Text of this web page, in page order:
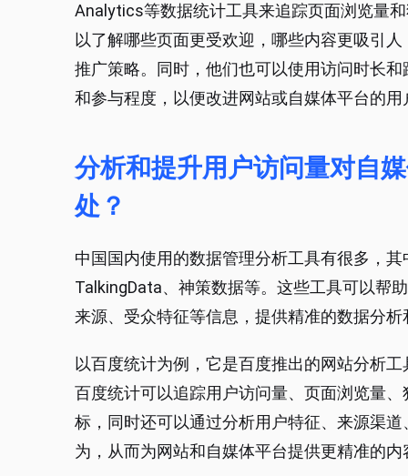
Analytics等数据统计工具来追踪页面浏览量
以了解哪些页面更受欢迎，哪些内容更吸引
推广策略。同时，他们也可以使用访问时长
和参与程度，以便改进网站或自媒体平台的
分析和提升用户访问量对自
处？
中国国内使用的数据管理分析工具有很多，
TalkingData、神策数据等。这些工具可以帮
来源、受众特征等信息，提供精准的数据分析
以百度统计为例，它是百度推出的网站分析
百度统计可以追踪用户访问量、页面浏览量
标，同时还可以通过分析用户特征、来源渠
为，从而为网站和自媒体平台提供更精准的